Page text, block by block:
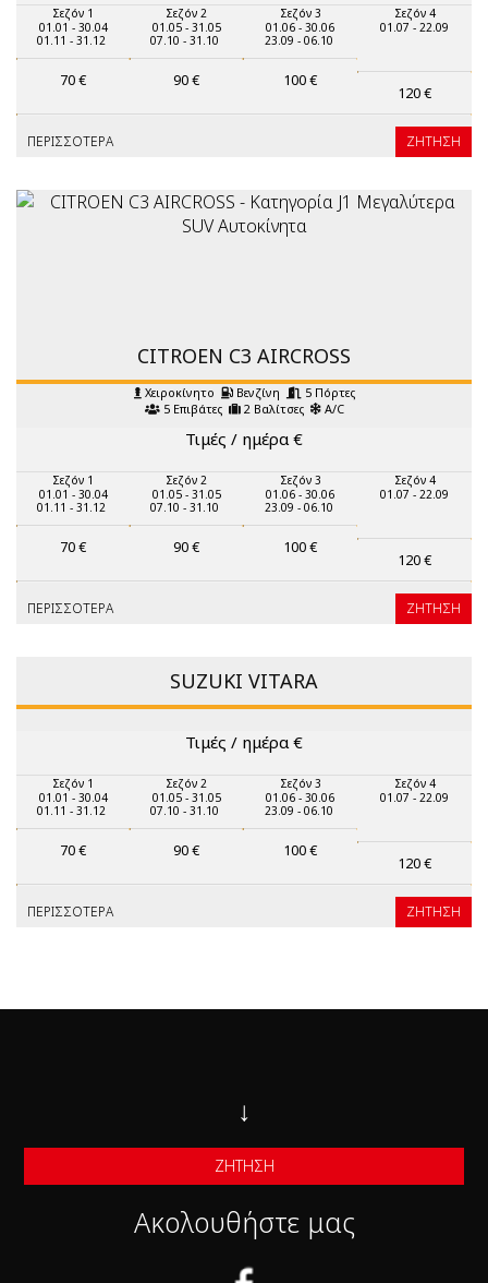
Σεζόν 1
01.01 - 30.04
01.11 - 31.12
70€
Σεζόν 2
01.05 - 31.05
07.10 - 31.10
90€
Σεζόν 3
01.06 - 30.06
23.09 - 06.10
100€
Σεζόν 4
01.07 - 22.09
120€
ΖΉΤΗΣΗ
ΠΕΡΙΣΣΌΤΕΡΑ
CITROEN C3 AIRCROSS
Χειροκίνητο Βενζίνη
5 Πόρτες
5 Επιβάτες
2 Βαλίτσες A/C
Τιμές / ημέρα€
Σεζόν 1
01.01 - 30.04
01.11 - 31.12
70€
Σεζόν 2
01.05 - 31.05
07.10 - 31.10
90€
Σεζόν 3
01.06 - 30.06
23.09 - 06.10
100€
Σεζόν 4
01.07 - 22.09
120€
ΖΉΤΗΣΗ
ΠΕΡΙΣΣΌΤΕΡΑ
SUZUKI VITARA
Τιμές / ημέρα€
Σεζόν 1
01.01 - 30.04
01.11 - 31.12
70€
Σεζόν 2
01.05 - 31.05
07.10 - 31.10
90€
Σεζόν 3
01.06 - 30.06
23.09 - 06.10
100€
Σεζόν 4
01.07 - 22.09
120€
ΖΉΤΗΣΗ
ΠΕΡΙΣΣΌΤΕΡΑ
↓
ΖΉΤΗΣΗ
Ακολουθήστε μας